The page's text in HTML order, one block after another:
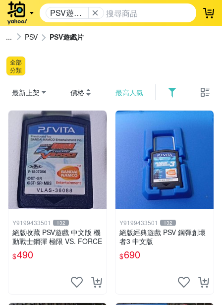
PSV遊戲
片
登
PSV PSV遊戲片
全部
分類
最新上架 價格 最高人氣
Y9199433501 132
絕版收藏 PSV遊戲 中文版 機
動戰士鋼彈 極限 VS. FORCE
$490
Y9199433501 132
絕版經典遊戲 PSV 鋼彈創壞
者3 中文版
$690